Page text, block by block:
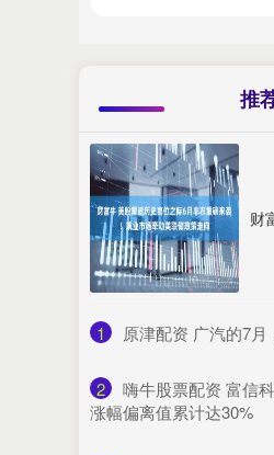
推
1 原津配资 广汽的7
2
嗨牛股票配资 富信
涨幅偏离值累计达30%